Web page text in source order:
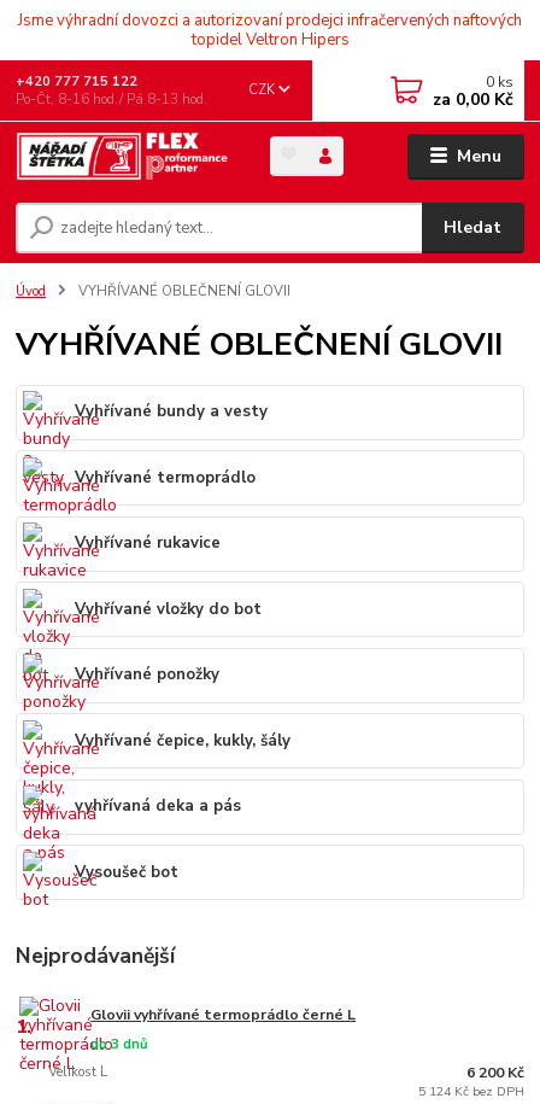
Jsme výhradní dovozci a autorizovaní prodejci infračervených naftových
topidel Veltron Hipers
Menu
CZK
Hledat
+420 777 715 122
Po-Čt, 8-16 hod./ Pá 8-13 hod.
0 ks
za 0,00 Kč
Úvod VYHŘÍVANÉ OBLEČNENÍ GLOVII
VYHŘÍVANÉ OBLEČNENÍ GLOVII
Vyhřívané bundy a vesty
Vyhřívané termoprádlo
Vyhřívané rukavice
Vyhřívané vložky do bot
Vyhřívané ponožky
Vyhřívané čepice, kukly, šály
vyhřívaná deka a pás
Vysoušeč bot
Nejprodávanější
1. Glovii vyhřívané termoprádlo černé L
Velikost L
do 3 dnů
6 200 Kč
5 124 Kč bez DPH